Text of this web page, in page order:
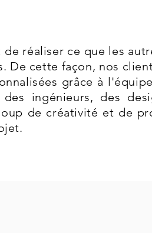
réaliser ce que les
De cette façon, nos
grâce à
ingénieurs, des
de créativité et de